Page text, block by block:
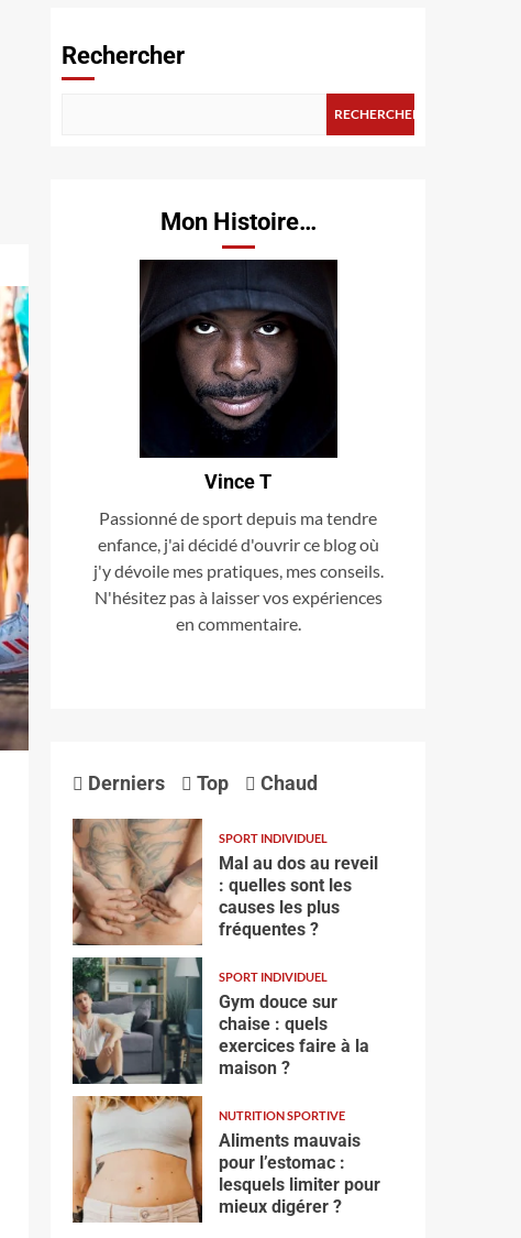
Rechercher
RECHERCHER
Mon Histoire…
Vince T
Passionné de sport depuis ma tendre
enfance, j'ai décidé d'ouvrir ce blog où
j'y dévoile mes pratiques, mes conseils.
N'hésitez pas à laisser vos expériences
en commentaire.
Derniers Top Chaud
SPORT INDIVIDUEL
Mal au dos au reveil
: quelles sont les
causes les plus
fréquentes ?
SPORT INDIVIDUEL
Gym douce sur
chaise : quels
exercices faire à la
maison ?
NUTRITION SPORTIVE
Aliments mauvais
pour l’estomac :
lesquels limiter pour
mieux digérer ?